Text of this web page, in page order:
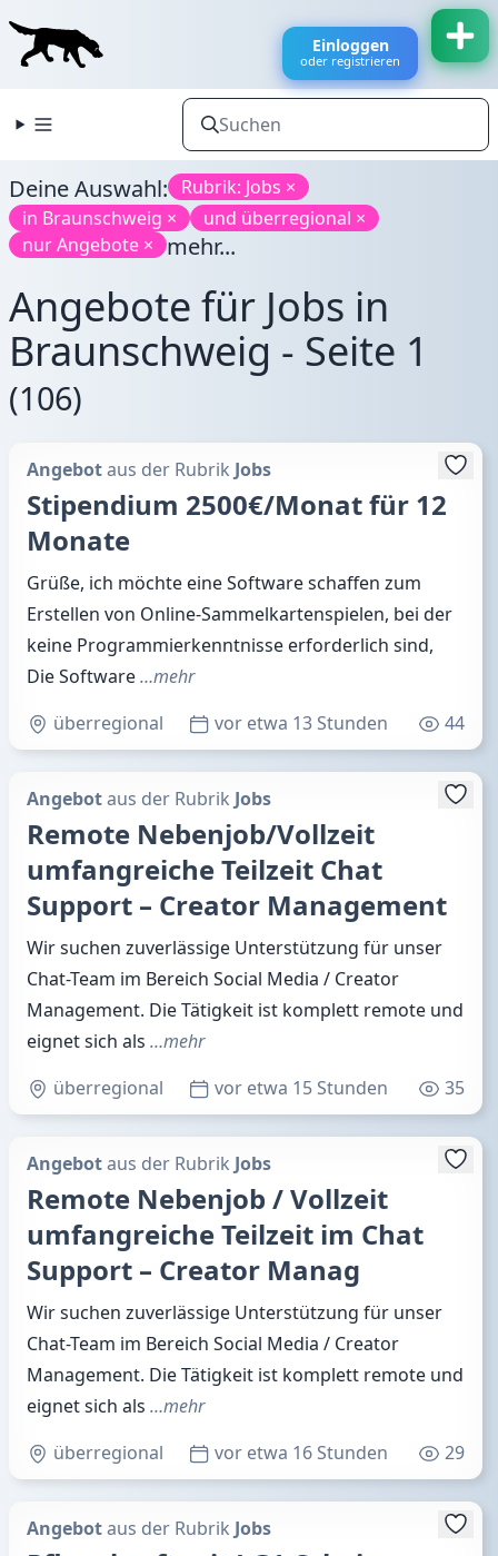
Einloggen
oder registrieren
Deine Auswahl:
Rubrik: Jobs ×
in Braunschweig ×
und überregional ×
nur Angebote ×
mehr...
Angebote für Jobs in
Braunschweig - Seite 1
(106)
Angebotaus der Rubrik Jobs
Stipendium 2500€/Monat für 12
Monate
Grüße, ich möchte eine Software schaffen zum
Erstellen von Online-Sammelkartenspielen, bei der
keine Programmierkenntnisse erforderlich sind,
Die Software…mehr
überregional
vor etwa 13 Stunden 44
Angebotaus der Rubrik Jobs
Remote Nebenjob/Vollzeit
umfangreiche Teilzeit Chat
Support – Creator Management
Wir suchen zuverlässige Unterstützung für unser
Chat-Team im Bereich Social Media / Creator
Management. Die Tätigkeit ist komplett remote und
eignet sich als …mehr
überregional
vor etwa 15 Stunden 35
Angebotaus der Rubrik Jobs
Remote Nebenjob / Vollzeit
umfangreiche Teilzeit im Chat
Support – Creator Manag
Wir suchen zuverlässige Unterstützung für unser
Chat-Team im Bereich Social Media / Creator
Management. Die Tätigkeit ist komplett remote und
eignet sich als …mehr
überregional
vor etwa 16 Stunden 29
Angebotaus der Rubrik Jobs